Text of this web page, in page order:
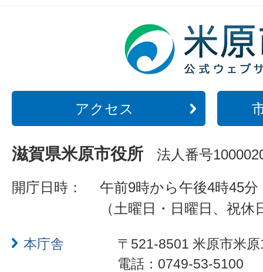
アクセス
滋賀県米原市役所 法人番号
開庁日時：
午前9時から午後4時45分
（土曜日・日曜日、祝
本庁舎
〒521-8501 米原市米
電話：0749-53-5100